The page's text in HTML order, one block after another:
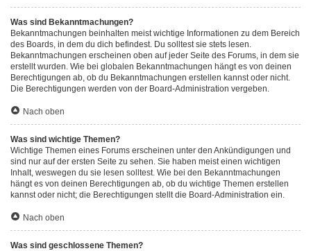
Was sind Bekanntmachungen?
Bekanntmachungen beinhalten meist wichtige Informationen zu dem Bereich
des Boards, in dem du dich befindest. Du solltest sie stets lesen.
Bekanntmachungen erscheinen oben auf jeder Seite des Forums, in dem sie
erstellt wurden. Wie bei globalen Bekanntmachungen hängt es von deinen
Berechtigungen ab, ob du Bekanntmachungen erstellen kannst oder nicht.
Die Berechtigungen werden von der Board-Administration vergeben.
Nach oben
Was sind wichtige Themen?
Wichtige Themen eines Forums erscheinen unter den Ankündigungen und
sind nur auf der ersten Seite zu sehen. Sie haben meist einen wichtigen
Inhalt, weswegen du sie lesen solltest. Wie bei den Bekanntmachungen
hängt es von deinen Berechtigungen ab, ob du wichtige Themen erstellen
kannst oder nicht; die Berechtigungen stellt die Board-Administration ein.
Nach oben
Was sind geschlossene Themen?